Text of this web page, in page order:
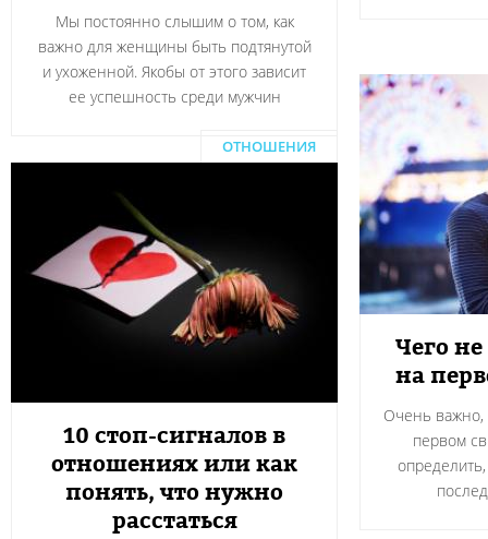
Мы постоянно слышим о том, как
важно для женщины быть подтянутой
и ухоженной. Якобы от этого зависит
ее успешность среди мужчин
Чего
на
Очень важно,
первом
ОТНОШЕНИЯ
10 стоп-сигналов в
отношениях или как
понять, что нужно
расстаться